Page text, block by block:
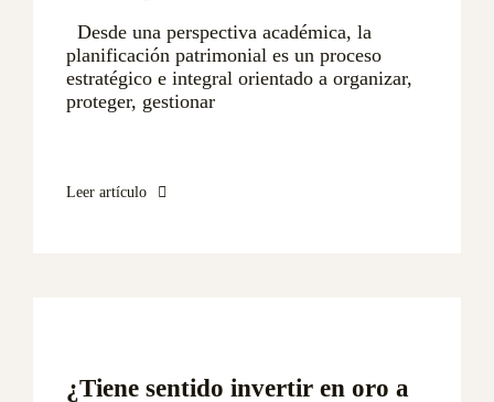
Desde una perspectiva académica, la
planificación patrimonial es un proceso
estratégico e integral orientado a organizar,
proteger, gestionar
Leer artículo
¿Tiene sentido invertir en oro a